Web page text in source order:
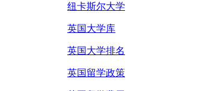
纽卡斯尔大学
英国大学库
英国大学排名
英国留学政策